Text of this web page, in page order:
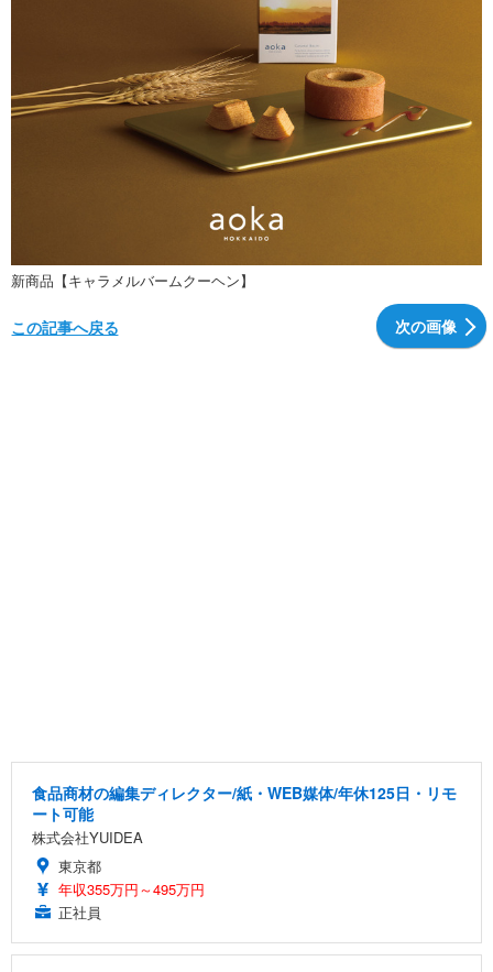
新商品【キャラメルバームクーヘン】
次の画像
この記事へ戻る
食品商材の編集ディレクター/紙・WEB媒体/年休125日・リモ
ート可能
株式会社YUIDEA
東京都
年収355万円～495万円
正社員